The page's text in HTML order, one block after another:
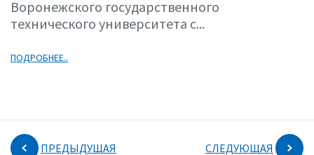
Воронежского государственного
технического университета с...
ПОДРОБНЕЕ..
ПРЕДЫДУЩАЯ СЛЕДУЮЩАЯ